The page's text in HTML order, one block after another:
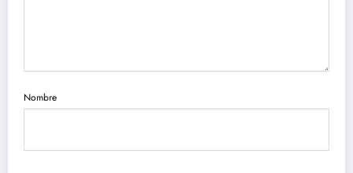
Nombre